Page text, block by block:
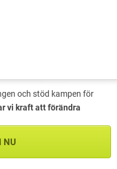
och stöd kampen för
vi kraft att förändra
NU